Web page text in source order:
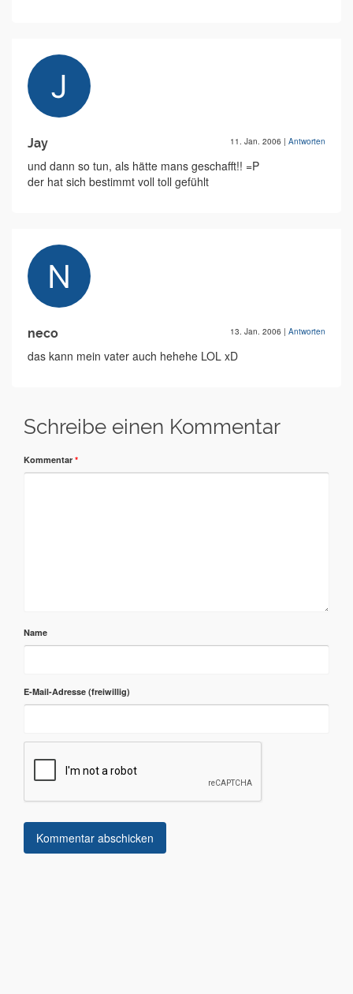
Jay 11. Jan. 2006 | Antworten
und dann so tun, als hätte mans geschafft!! =P
der hat sich bestimmt voll toll gefühlt
neco 13. Jan. 2006 | Antworten
das kann mein vater auch hehehe LOL xD
Schreibe einen Kommentar
Kommentar *
Name
E-Mail-Adresse